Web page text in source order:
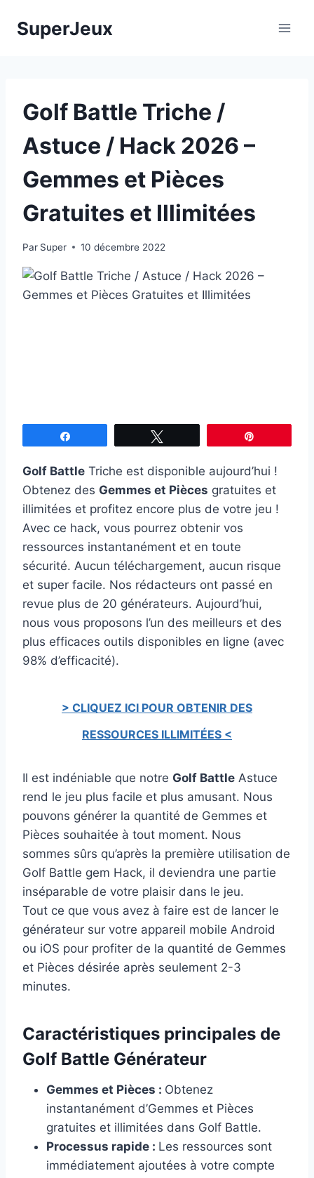
SuperJeux
Golf Battle Triche /
Astuce / Hack 2026 –
Gemmes et Pièces
Gratuites et Illimitées
Par Super 10 décembre 2022
Golf Battle Triche est disponible aujourd’hui !
Obtenez des Gemmes et Pièces gratuites et
illimitées et profitez encore plus de votre jeu !
Avec ce hack, vous pourrez obtenir vos
ressources instantanément et en toute
sécurité. Aucun téléchargement, aucun risque
et super facile. Nos rédacteurs ont passé en
revue plus de 20 générateurs. Aujourd’hui,
nous vous proposons l’un des meilleurs et des
plus efficaces outils disponibles en ligne (avec
98% d’efficacité).
> CLIQUEZ ICI POUR OBTENIR DES
RESSOURCES ILLIMITÉES <
Il est indéniable que notre Golf Battle Astuce
rend le jeu plus facile et plus amusant. Nous
pouvons générer la quantité de Gemmes et
Pièces souhaitée à tout moment. Nous
sommes sûrs qu’après la première utilisation de
Golf Battle gem Hack, il deviendra une partie
inséparable de votre plaisir dans le jeu.
Tout ce que vous avez à faire est de lancer le
générateur sur votre appareil mobile Android
ou iOS pour profiter de la quantité de Gemmes
et Pièces désirée après seulement 2-3
minutes.
Caractéristiques principales de
Golf Battle Générateur
Gemmes et Pièces : Obtenez
instantanément d’Gemmes et Pièces
gratuites et illimitées dans Golf Battle.
Processus rapide : Les ressources sont
immédiatement ajoutées à votre compte